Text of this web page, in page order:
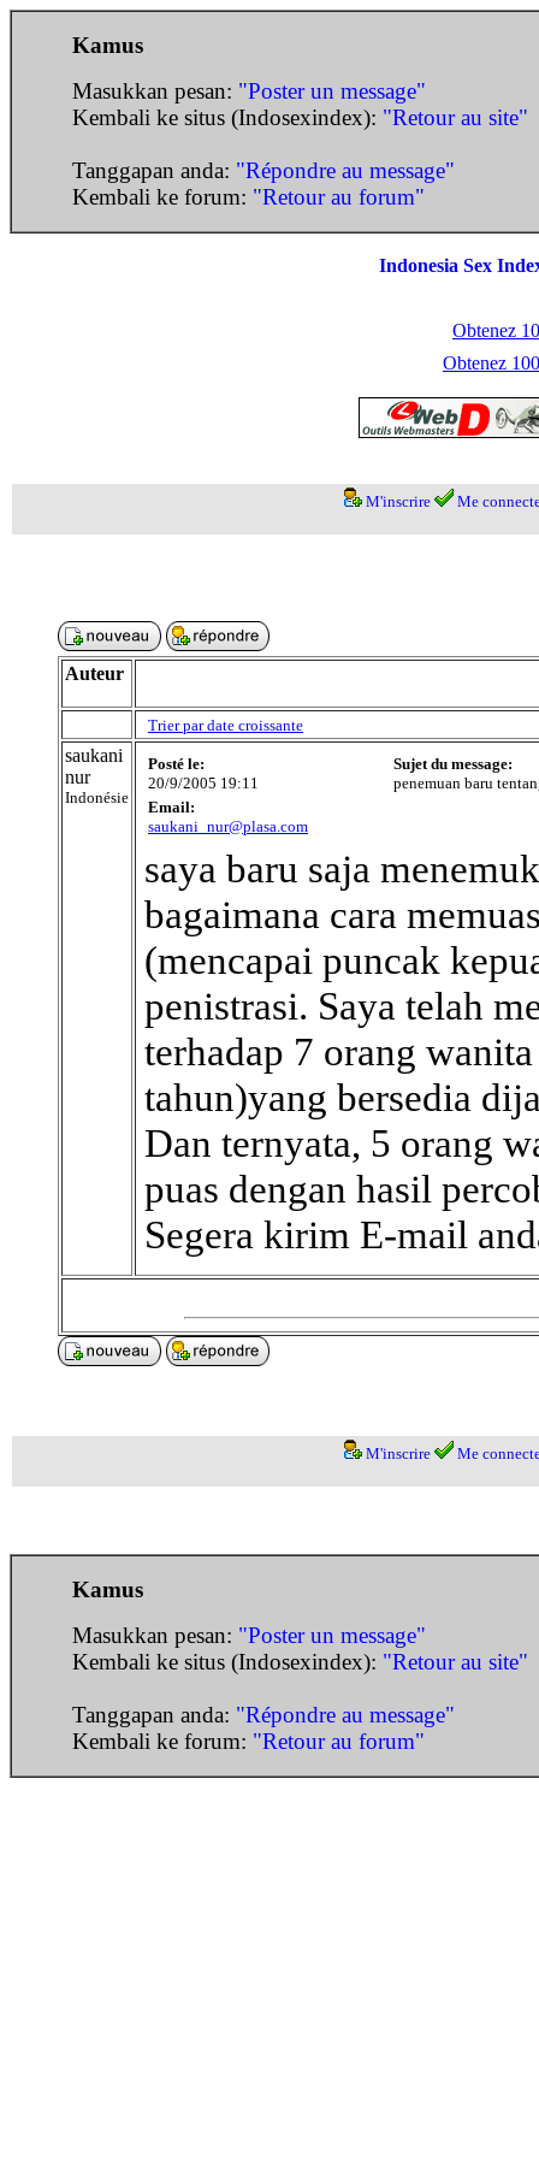
Kamus
Masukkan pesan: "Poster un message"
Kembali ke situs (Indosexindex): "Retour au site"
Tanggapan anda: "Répondre au message"
Kembali ke forum: "Retour au forum"
Indonesia Sex
Obtenez
Obtenez
M'inscrire Me
Auteur
Trier par date croissante
saukani
nur
Indonésie
Posté le:
20/9/2005 19:11
Sujet du message:
penemuan baru
Email:
saukani_nur@plasa.com
saya baru saja
bagaimana cara
(mencapai puncak
penistrasi. Saya telah
terhadap 7 orang
tahun)yang bersedia
Dan ternyata, 5 orang
puas dengan hasil
Segera kirim E-mail
M'inscrire Me
Kamus
Masukkan pesan: "Poster un message"
Kembali ke situs (Indosexindex): "Retour au site"
Tanggapan anda: "Répondre au message"
Kembali ke forum: "Retour au forum"